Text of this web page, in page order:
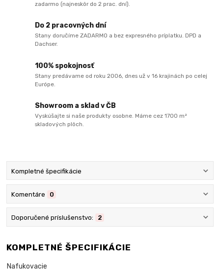
zadarmo (najneskôr do 2 prac. dní).
Do 2 pracovných dní
Stany doručíme ZADARMO a bez expresného príplatku. DPD a
Dachser.
100% spokojnosť
Stany predávame od roku 2006, dnes už v 16 krajinách po celej
Európe.
Showroom a sklad v ČB
Vyskúšajte si naše produkty osobne. Máme cez 1700 m²
skladových plôch.
Kompletné špecifikácie
Komentáre 0
Doporučené príslušenstvo: 2
KOMPLETNÉ ŠPECIFIKÁCIE
Nafukovacie